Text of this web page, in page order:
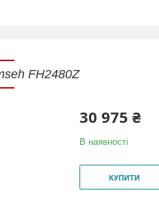
FH2480Z
30 975 ₴
В наявності
КУПИТИ